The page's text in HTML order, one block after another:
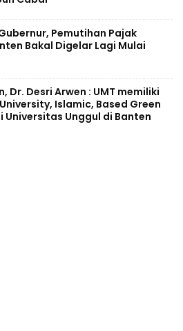
Pemutihan Pajak
Bakal Digelar Lagi Mulai
Dr. Desri Arwen : UMT memiliki
Islamic, Based Green
Universitas Unggul di Banten